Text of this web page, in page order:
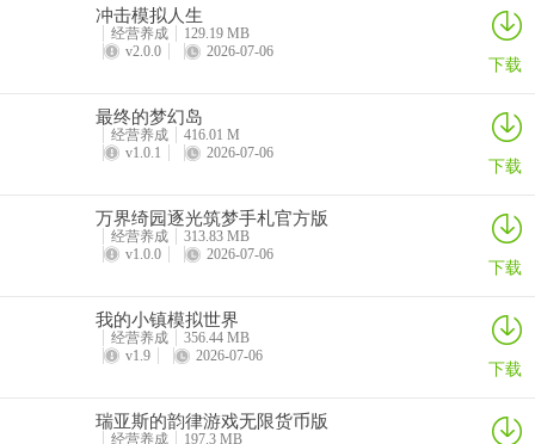
冲击模拟人生
经营养成
129.19 MB
v2.0.0
2026-07-06 下载
最终的梦幻岛
经营养成
416.01 M
v1.0.1
2026-07-06 下载
万界绮园逐光筑梦手札官方版
经营养成
313.83 MB
v1.0.0
2026-07-06 下载
我的小镇模拟世界
经营养成
356.44 MB
v1.9
2026-07-06 下载
瑞亚斯的韵律游戏无限货币版
经营养成 197.3 MB